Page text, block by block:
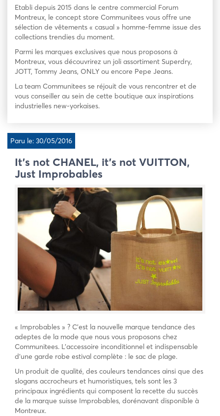
Etabli depuis 2015 dans le centre commercial Forum
Montreux, le concept store Communitees vous offre une
sélection de vêtements « casual » homme-femme issue des
collections trendies du moment.
Parmi les marques exclusives que nous proposons à
Montreux, vous découvrirez un joli assortiment Superdry,
JOTT, Tommy Jeans, ONLY ou encore Pepe Jeans.
La team Communitees se réjouit de vous rencontrer et de
vous conseiller au sein de cette boutique aux inspirations
industrielles new-yorkaises.
Paru le: 30/05/2016
It’s not CHANEL, it’s not VUITTON,
Just Improbables
« Improbables » ? C’est la nouvelle marque tendance des
adeptes de la mode que nous vous proposons chez
Communitees. L’accessoire inconditionnel et indispensable
d’une garde robe estival complète : le sac de plage.
Un produit de qualité, des couleurs tendances ainsi que des
slogans accrocheurs et humoristiques, tels sont les 3
principaux ingrédients qui composent la recette du succès
de la marque suisse Improbables, dorénavant disponible à
Montreux.